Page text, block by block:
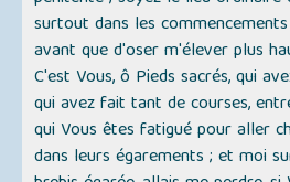
surtout dans les
avant que d'oser m'élever plus
C'est Vous, ô Pieds sacrés, qui
qui avez fait tant de courses,
qui Vous êtes fatigué pour aller
dans leurs égarements ; et moi